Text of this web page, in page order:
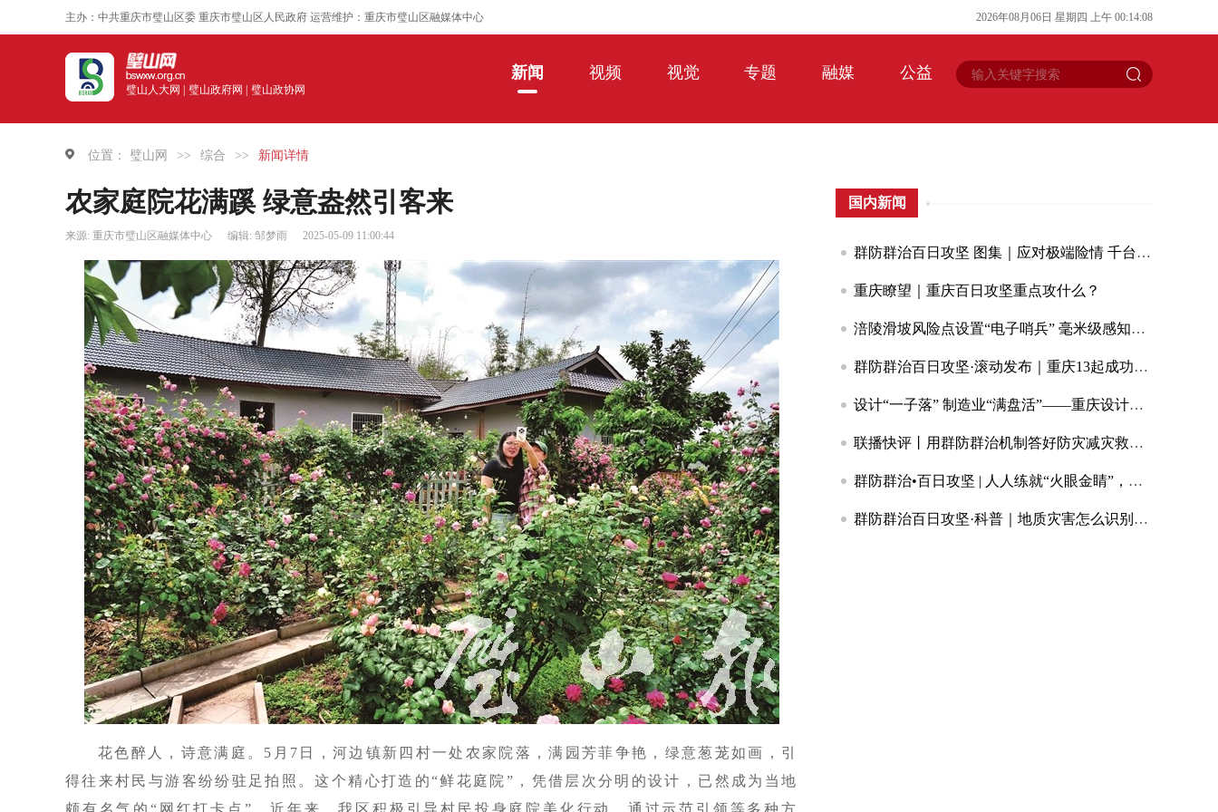
主办：中共重庆市璧山区委 重庆市璧山区人民政府 运营维护：重庆市璧山区融媒体中心 2026年08月 06日 星期四 上午 00:14:08
璧山人大网 | 璧山政府网 | 璧山政协网
新闻 视频 视觉 专题 融媒 公益
位置： 璧山网 >> 综合 >> 新闻详情
农家庭院花满蹊 绿意盎然引客来
来源: 重庆市璧山区融媒体中心 编辑: 邹梦雨 2025-05-09 11:00:44
花色醉人，诗意满庭。5月7日，河边镇新四村一处农家院落，满园芳菲争艳，绿意葱茏如画，引
得往来村民与游客纷纷驻足拍照。这个精心打造的“鲜花庭院”，凭借层次分明的设计，已然成为当地
国内新闻
群防群治百日攻坚 图集｜应对极端险情 千台手摇报警器赋能基层防灾
重庆瞭望｜重庆百日攻坚重点攻什么？
涪陵滑坡风险点设置“电子哨兵” 毫米级感知山体隐患
群防群治百日攻坚·滚动发布｜重庆13起成功避险避灾案例获应急管理部通报表扬
设计“一子落” 制造业“满盘活”——重庆设计驱动型企业库持续扩容 563家渝企开展工业设计攻关
联播快评丨用群防群治机制答好防灾减灾救灾“大考”
群防群治•百日攻坚 | 人人练就“火眼金睛”，读懂地质险情19个“暗号”
群防群治百日攻坚·科普｜地质灾害怎么识别？发现险情如何处置？沙坪坝把地灾防治“实战课”搬到村民家门口